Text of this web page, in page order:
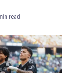
read